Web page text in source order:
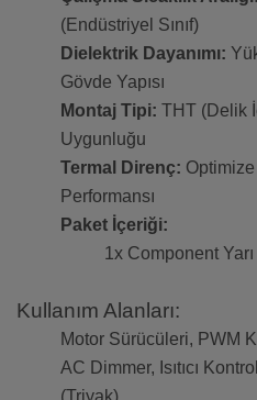
(Endüstriyel Sınıf)
Dielektrik Dayanımı:
Gövde Yapısı
Montaj Tipi: THT (Delik
Uygunluğu
Termal Direnç: Optimize
Performansı
Paket İçeriği:
1x Component
Kullanım Alanları:
Motor Sürücüleri, PWM
AC Dimmer, Isıtıcı
(Triyak)